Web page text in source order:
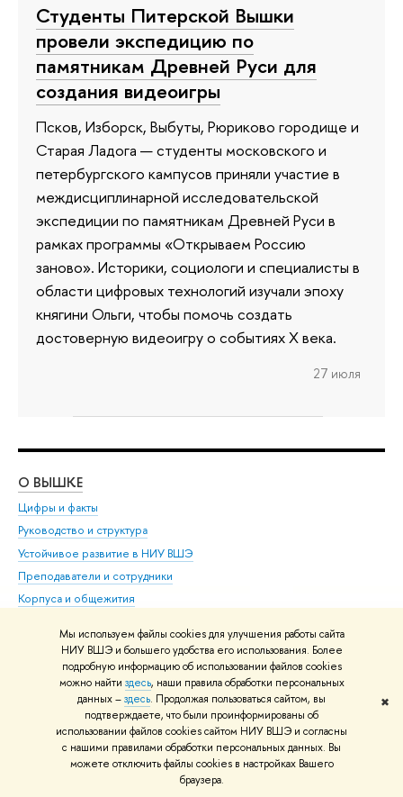
Мы используем файлы cookies для улучшения работы сайта
НИУ ВШЭ и большего удобства его использования. Более
подробную информацию об использовании файлов cookies
можно найти здесь, наши правила обработки персональных
данных –здесь. Продолжая пользоваться сайтом, вы
подтверждаете, что были проинформированы об
использовании файлов cookies сайтом НИУ ВШЭ и согласны
с нашими правилами обработки персональных данных. Вы
можете отключить файлы cookies в настройках Вашего
браузера.
✖
Студенты Питерской Вышки
провели экспедицию по
памятникам Древней Руси для
создания видеоигры
Псков, Изборск, Выбуты, Рюриково городище и
Старая Ладога — студенты московского и
петербургского кампусов приняли участие в
междисциплинарной исследовательской
экспедиции по памятникам Древней Руси в
рамках программы «Открываем Россию
заново». Историки, социологи и специалисты в
области цифровых технологий изучали эпоху
княгини Ольги, чтобы помочь создать
достоверную видеоигру о событиях X века.
27 июля
О ВЫШКЕ
Цифры и факты
Руководство и структура
Устойчивое развитие в НИУ ВШЭ
Преподаватели и сотрудники
Корпуса и общежития
Обращения граждан в НИУ ВШЭ
Фонд целевого капитала
Противодействие коррупции
Сведения о доходах, расходах, об имуществе и
обязательствах имущественного характера
Сведения об образовательной организации
Людям с ограниченными возможностями здоровья